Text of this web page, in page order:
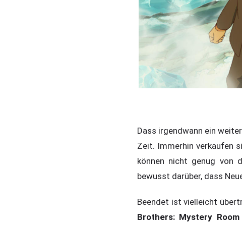
Dass irgendwann ein
Zeit. Immerhin verkaufen
können nicht genug von
bewusst darüber, dass
Beendet ist vielleicht
Brothers: Mystery Room